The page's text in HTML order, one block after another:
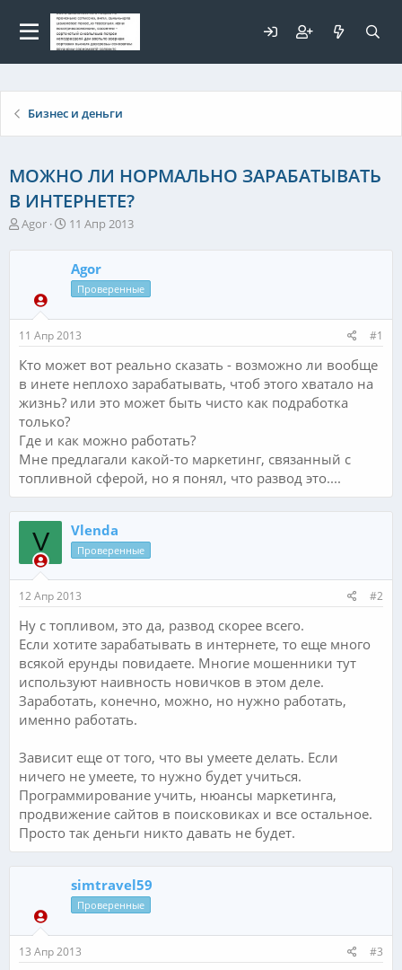
Бизнес и деньги
МОЖНО ЛИ НОРМАЛЬНО ЗАРАБАТЫВАТЬ
В ИНТЕРНЕТЕ?
А
т
е
м
ы
Agor
Д
т
а
ч
а
л
а
11 Апр 2013
Agor
Проверенные
11 Апр 2013 #1
Кто может вот реально сказать - возможно ли вообще
в инете неплохо зарабатывать, чтоб этого хватало на
жизнь? или это может быть чисто как подработка
только?
Где и как можно работать?
Мне предлагали какой-то маркетинг, связанный с
топливной сферой, но я понял, что развод это....
V Vlenda
Проверенные
12 Апр 2013 #2
Ну с топливом, это да, развод скорее всего.
Если хотите зарабатывать в интернете, то еще много
всякой ерунды повидаете. Многие мошенники тут
используют наивность новичков в этом деле.
Заработать, конечно, можно, но нужно работать,
именно работать.
Зависит еще от того, что вы умеете делать. Если
ничего не умеете, то нужно будет учиться.
Программирование учить, нюансы маркетинга,
продвижение сайтов в поисковиках и все остальное.
Просто так деньги никто давать не будет.
simtravel59
Проверенные
13 Апр 2013 #3
Для любых предложений по
сайту: elaizik@cp9.ru